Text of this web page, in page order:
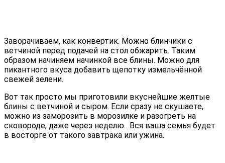
Заворачиваем, как конвертик. Можно блинчики с
ветчиной перед подачей на стол обжарить. Таким
образом начиняем начинкой все блины. Можно для
пикантного вкуса добавить щепотку измельчённой
свежей зелени.
Вот так просто мы приготовили вкуснейшие желтые
блины с ветчиной и сыром. Если сразу не скушаете,
можно из заморозить в морозилке и разогреть на
сковороде, даже через неделю. Вся ваша семья будет
в восторге от такого завтрака или ужина.